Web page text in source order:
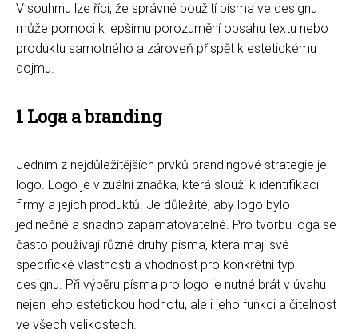
V souhrnu lze říci, že správné použití písma ve designu
může pomoci k lepšímu porozumění obsahu textu nebo
produktu samotného a zároveň přispět k estetickému
dojmu.
1 Loga a branding
Jedním z nejdůležitějších prvků brandingové strategie je
logo. Logo je vizuální značka, která slouží k identifikaci
firmy a jejích produktů. Je důležité, aby logo bylo
jedinečné a snadno zapamatovatelné. Pro tvorbu loga se
často používají různé druhy písma, která mají své
specifické vlastnosti a vhodnost pro konkrétní typ
designu. Při výběru písma pro logo je nutné brát v úvahu
nejen jeho estetickou hodnotu, ale i jeho funkci a čitelnost
ve všech velikostech.